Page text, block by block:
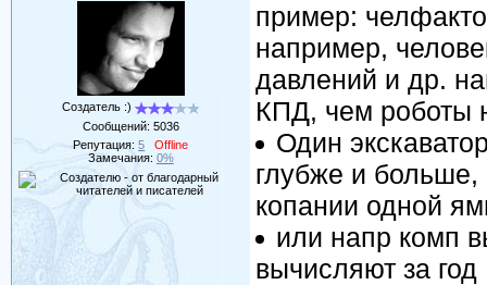
Создатель :)
Сообщений: 5036
Репутация:5
Offline
Замечания: 0%
пример:
например,
давлений и др.
КПД, чем роботы
Один
глубже и
копании одной
или напр комп
вычисляют за год